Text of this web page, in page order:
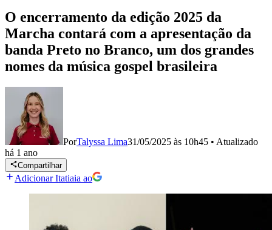
O encerramento da edição 2025 da
Marcha contará com a apresentação da
banda Preto no Branco, um dos grandes
nomes da música gospel brasileira
PorTalyssa Lima31/05/2025 às 10h45 • Atualizado
há 1 ano
Compartilhar
Adicionar Itatiaia ao